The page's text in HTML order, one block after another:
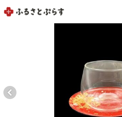
メニュー
お礼の品から探す